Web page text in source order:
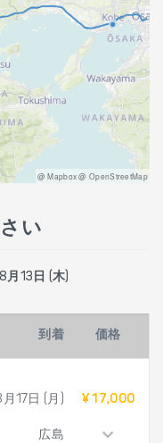
@ Mapbox @ OpenStreetMap
い
13日 (木)
到着 価格
17日 (月)
広島
¥ 17,000